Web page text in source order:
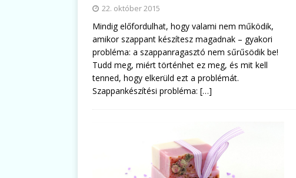
22. október 2015
Mindig előfordulhat, hogy valami nem működik,
amikor szappant készítesz magadnak – gyakori
probléma: a szappanragasztó nem sűrűsödik be!
Tudd meg, miért történhet ez meg, és mit kell
tenned, hogy elkerüld ezt a problémát.
Szappankészítési probléma: […]